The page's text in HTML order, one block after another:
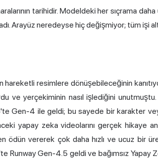
tarihidir. Modeldeki her sıçrama
Arayüz neredeyse hiç değişmiyor; tüm işi
resimlere dönüşebileceğinin
ve yerçekiminin nasıl işlediğini
Gen-4 ile geldi; bu sayede bir karakter
yapay zeka videolarını gerçek hikaye
ödün vererek çok daha hızlı ve ucuz bir
Runway Gen-4.5 geldi ve bağımsız Yapay